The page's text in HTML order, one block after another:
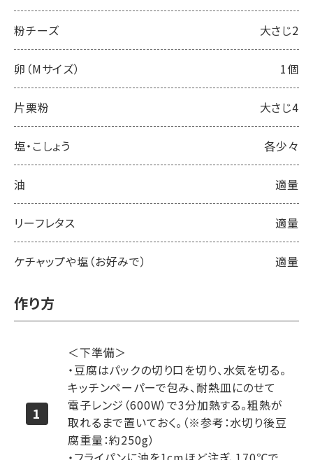
粉チーズ 大さじ2
卵（Mサイズ） 1個
片栗粉 大さじ4
塩・こしょう 各少々
油 適量
リーフレタス 適量
ケチャップや塩（お好みで） 適量
作り方
＜下準備＞
・豆腐はパックの切り口を切り、水気を切る。
キッチンペーパーで包み、耐熱皿にのせて
電子レンジ（600W）で3分加熱する。粗熱が
取れるまで置いておく。（※参考：水切り後豆
腐重量：約250g）